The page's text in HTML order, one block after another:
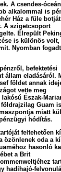
A csendes-
alkalommal is
Ház a füle
A szigetcsoport
Elrepült
is különös volt,
Nyomban
befektetési
állam eladásáról.
földet annak
vette meg
Észak-
Guam
miatt
hódítás.
feltehetően
özönlenek oda a
hasonló
a Brit
hadihajó-